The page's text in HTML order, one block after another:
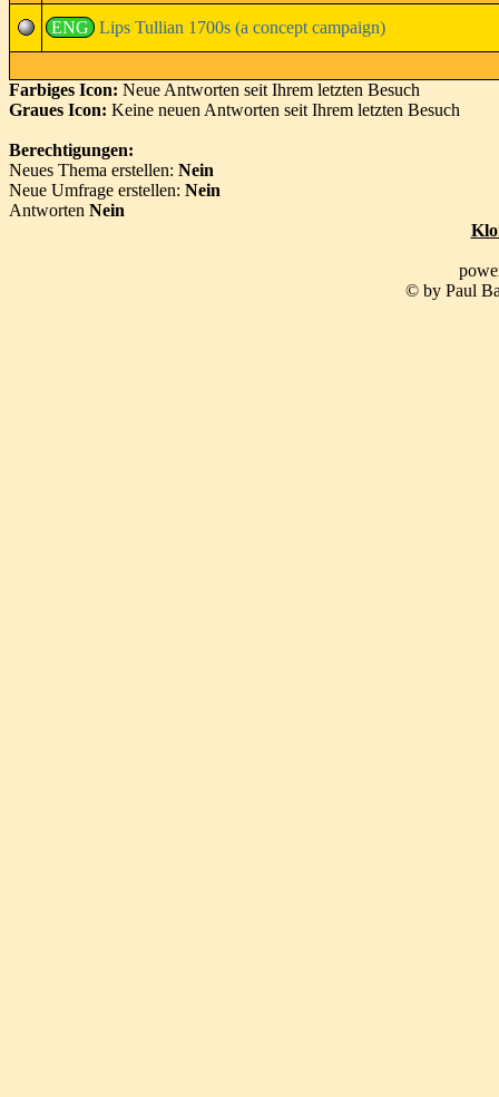
ENG Lips Tullian 1700s (a concept campaign)
Farbiges Icon: Neue Antworten seit Ihrem letzten Besuch
Graues Icon: Keine neuen Antworten seit Ihrem letzten Besuch
Berechtigungen:
Neues Thema erstellen: Nein
Neue Umfrage erstellen: Nein
Antworten Nein
© by Paul